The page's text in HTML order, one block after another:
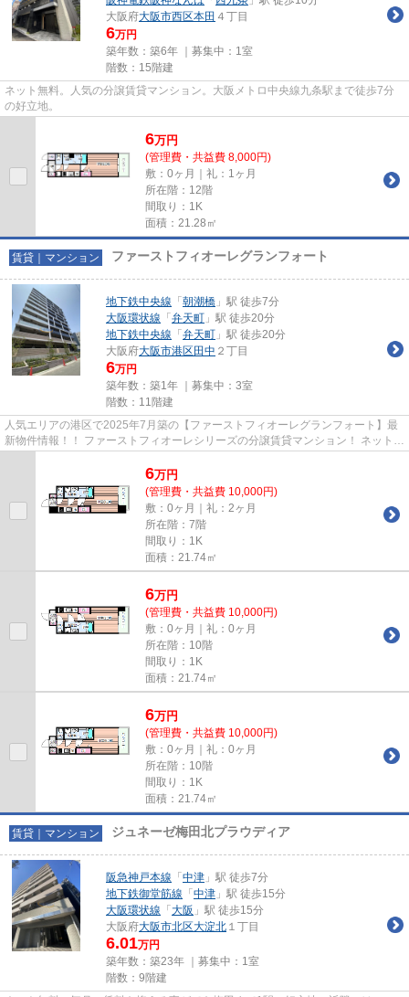
大阪府大阪市西区本田 ４丁目
6万円
築年数：築6年 ｜募集中： 1室
階数：15階建
ネット無料。人気の分譲賃貸マンション。大阪メトロ中央線九条駅まで徒歩7分
の好立地。
6万円
(管理費・共益費 8,000円)
敷：0ヶ月｜礼：1ヶ月
所在階：12階
間取り：1K
面積：21.28㎡
賃貸｜マンション ファーストフィオーレグランフォート
地下鉄中央線 「 朝潮橋 」駅 徒歩7分
大阪環状線 「 弁天町 」駅 徒歩20分
地下鉄中央線 「 弁天町 」駅 徒歩20分
大阪府大阪市港区 田中 ２丁目
6万円
築年数：築1年 ｜募集中： 3室
階数：11階建
人気エリアの港区で2025年7月築の【ファーストフィオーレグランフォート】最
新物件情報！！ ファーストフィオーレシリーズの分譲賃貸マンション！ ネット無
6万円
(管理費・共益費 10,000円)
敷：0ヶ月｜礼：2ヶ月
所在階：7階
間取り：1K
面積：21.74㎡
6万円
(管理費・共益費 10,000円)
敷：0ヶ月｜礼：0ヶ月
所在階：10階
間取り：1K
面積：21.74㎡
6万円
(管理費・共益費 10,000円)
敷：0ヶ月｜礼：0ヶ月
所在階：10階
間取り：1K
面積：21.74㎡
賃貸｜マンション ジュネーゼ梅田北プラウディア
阪急神戸本線 「 中津 」駅 徒歩7分
地下鉄御堂筋線 「 中津 」駅 徒歩15分
大阪環状線 「 大阪 」駅 徒歩15分
大阪府大阪市北区大淀北 １丁目
6.01万円
築年数：築23年 ｜募集中： 1室
階数：9階建